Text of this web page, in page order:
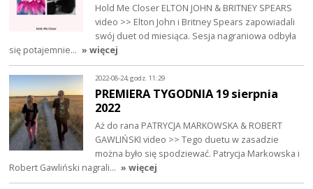
Hold Me Closer ELTON JOHN & BRITNEY SPEARS
video >> Elton John i Britney Spears zapowiadali
swój duet od miesiąca. Sesja nagraniowa odbyła
się potajemnie… » więcej
2022-08-24, godz. 11:29
PREMIERA TYGODNIA 19 sierpnia
2022
Aż do rana PATRYCJA MARKOWSKA & ROBERT
GAWLIŃSKI video >> Tego duetu w zasadzie
można było się spodziewać. Patrycja Markowska i
Robert Gawliński nagrali… » więcej